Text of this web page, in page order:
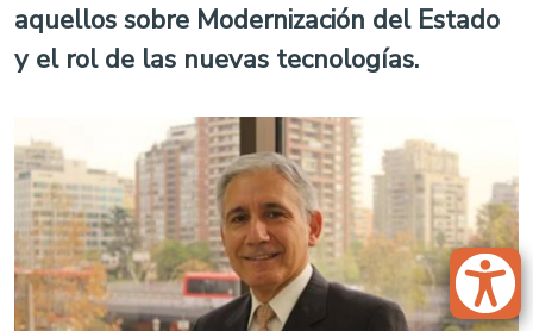
aquellos sobre Modernización del Estado
y el rol de las nuevas tecnologías.